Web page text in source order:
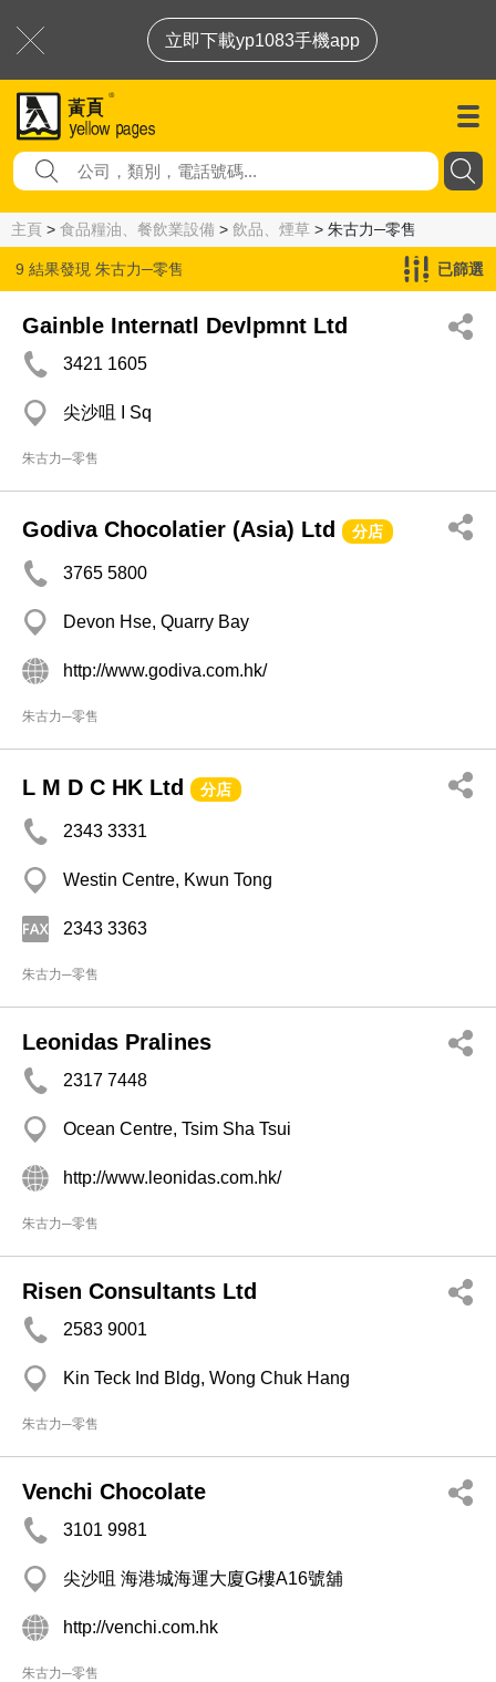
立即下載yp1083手機app
主頁 > 食品糧油、餐飲業設備 > 飲品、煙草 > 朱古力─零售
9 結果發現 朱古力─零售 已篩選
Gainble Internatl Devlpmnt Ltd
3421 1605
尖沙咀 I Sq
朱古力─零售
Godiva Chocolatier (Asia) Ltd 分店
3765 5800
Devon Hse, Quarry Bay
http://www.godiva.com.hk/
朱古力─零售
L M D C HK Ltd 分店
2343 3331
Westin Centre, Kwun Tong
2343 3363
朱古力─零售
Leonidas Pralines
2317 7448
Ocean Centre, Tsim Sha Tsui
http://www.leonidas.com.hk/
朱古力─零售
Risen Consultants Ltd
2583 9001
Kin Teck Ind Bldg, Wong Chuk Hang
朱古力─零售
Venchi Chocolate
3101 9981
尖沙咀 海港城海運大廈G樓A16號舖
http://venchi.com.hk
朱古力─零售